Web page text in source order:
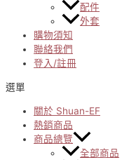
配件
外套
購物須知
聯絡我們
登入/註冊
選單
關於 Shuan-EF
熱銷商品
商品總覽
全部商品